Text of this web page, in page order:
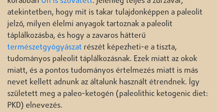
atekintetben, hogy mit is takar tulajdonképpen a paleolit
jelző, milyen élelmi anyagok tartoznak a paleolit
táplálkozásba, és hogy a zavaros hátterű
természetgyógyászat részét képezheti-e a tiszta,
tudományos paleolit táplálkozásnak. Ezek miatt az okok
miatt, és a pontos tudományos értelmezés miatt is más
nevet kellett adnunk az általunk használt étrendnek. Így
született meg a paleo-ketogén (paleolithic ketogenic diet:
PKD) elnevezés.